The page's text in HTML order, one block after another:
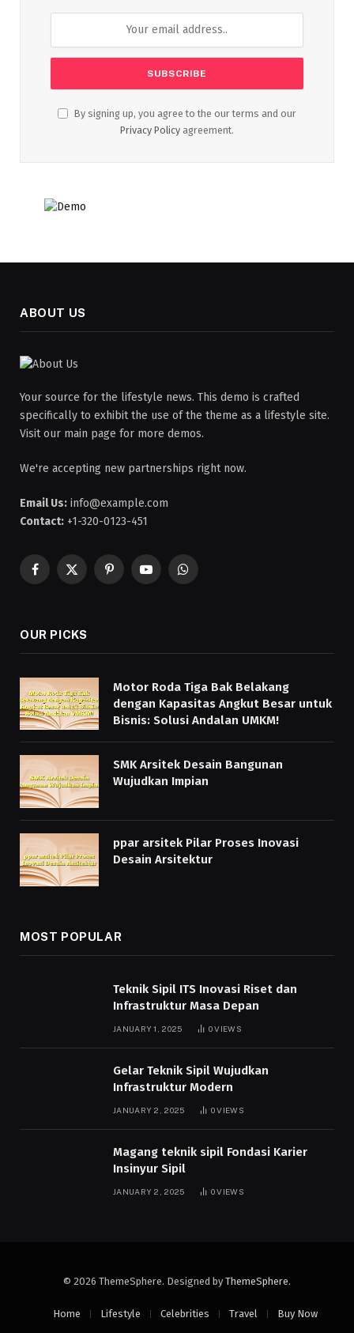
By signing up, you agree to the our terms and our
Privacy Policy agreement.
ABOUT US
Your source for the lifestyle news. This demo is crafted
specifically to exhibit the use of the theme as a lifestyle site.
Visit our main page for more demos.
We're accepting new partnerships right now.
Email Us: info@example.com
Contact: +1-320-0123-451
Facebook
X
PinterestYouTubeWhatsApp
OUR PICKS
Motor Roda Tiga Bak Belakang
dengan Kapasitas Angkut Besar untuk
Bisnis: Solusi Andalan UMKM!
SMK Arsitek Desain Bangunan
Wujudkan Impian
ppar arsitek Pilar Proses Inovasi
Desain Arsitektur
MOST POPULAR
Teknik Sipil ITS Inovasi Riset dan
Infrastruktur Masa Depan
JANUARY 1, 2025 0VIEWS
Gelar Teknik Sipil Wujudkan
Infrastruktur Modern
JANUARY 2, 2025 0VIEWS
Magang teknik sipil Fondasi Karier
Insinyur Sipil
JANUARY 2, 2025 0VIEWS
© 2026 ThemeSphere. Designed by ThemeSphere.
Home Lifestyle Celebrities Travel Buy Now